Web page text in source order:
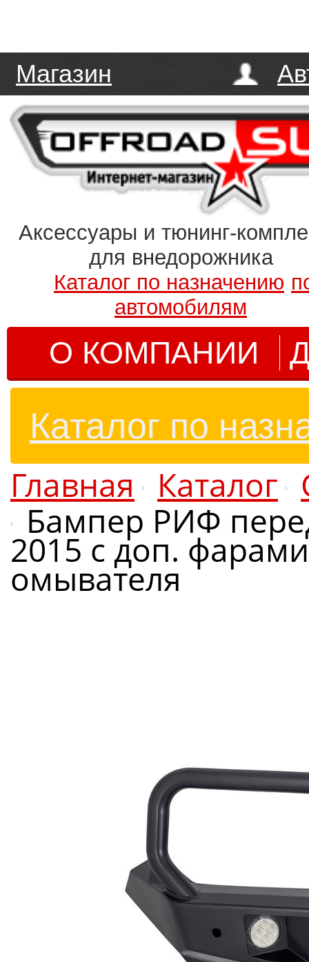
Магазин
Аксессуары и тюнинг-
для внедорожника
Каталог по назначению
автомобилям
О КОМПАНИИ
Каталог по
Главная Каталог
Бампер РИФ
2015 c доп.
омывателя